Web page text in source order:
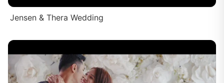
Jensen & Thera Wedding